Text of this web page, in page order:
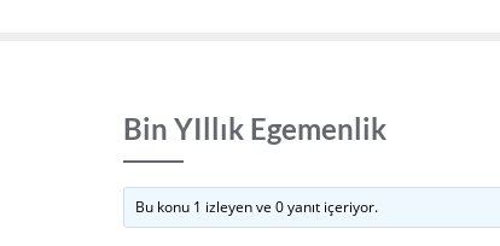
Bin YIllık Egemenlik
Bu konu 1 izleyen ve 0 yanıt içeriyor.